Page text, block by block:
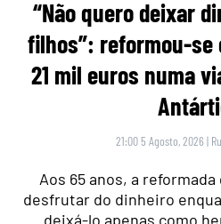
“Não quero deixar
filhos”: reformou-se
21 mil euros numa
21:00 5 Agosto, 2026 |
Aos 65 anos, a
desfrutar do dinheiro
deixá-lo apenas como